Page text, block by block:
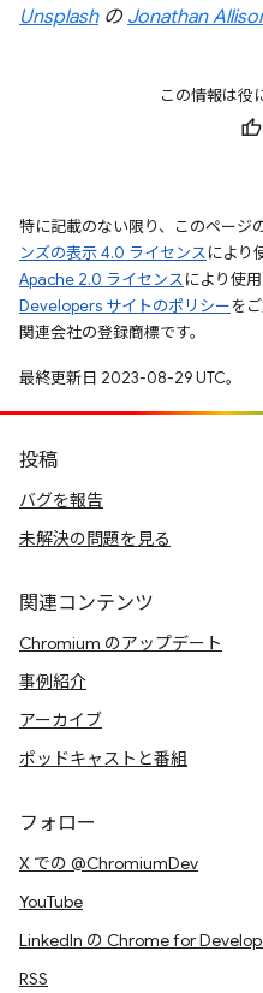
Unsplashの Jonathan
この情報は役
特に記載のない限り、このページ
ンズの表示 4.0 ライセンスにより
Apache 2.0 ライセンスにより使
Developers サイトのポリシーを
関連会社の登録商標です。
最終更新日 2023-08-29 UTC。
投稿
バグを報告
未解決の問題を見る
関連コンテンツ
Chromium のアップデート
事例紹介
アーカイブ
ポッドキャストと番組
フォロー
X での @ChromiumDev
YouTube
LinkedIn の Chrome for
RSS